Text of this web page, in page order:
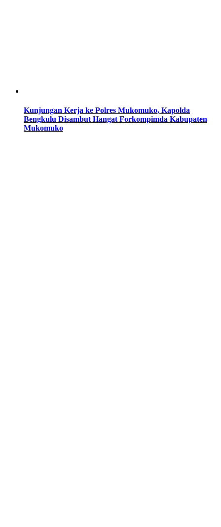
Kunjungan Kerja ke Polres Mukomuko, Kapolda
Bengkulu Disambut Hangat Forkompimda Kabupaten
Mukomuko